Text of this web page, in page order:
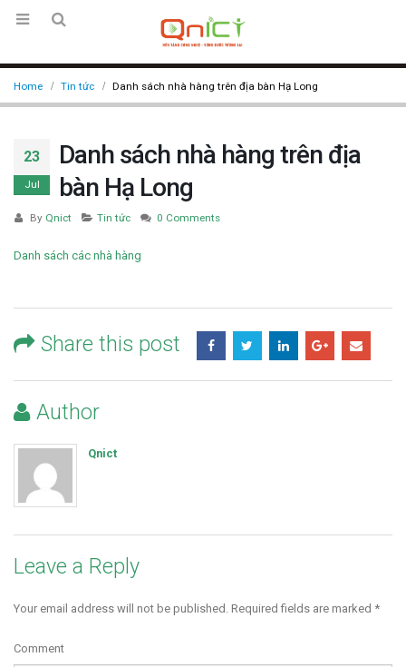
Home Tin tức Danh sách nhà hàng trên địa bàn Hạ Long
23
Jul
Danh sách nhà hàng trên địa
bàn Hạ Long
By Qnict Tin tức 0 Comments
Danh sách các nhà hàng
Share this post
Author
Qnict
Leave a Reply
Your email address will not be published. Required fields are marked *
Comment